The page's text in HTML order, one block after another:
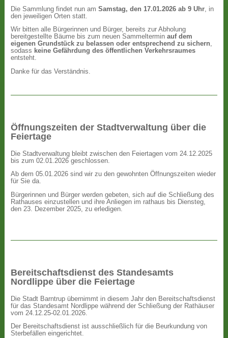
Die Sammlung findet nun amSamstag, den 17.01.2026 ab 9 Uhr , in
den jeweiligen Orten statt.
Wir bitten alle Bürgerinnen und Bürger, bereits zur Abholung
bereitgestellte Bäume bis zum neuen Sammelterminauf dem
eigenen Grundstück zu belassen oder entsprechend zu sichern,
sodass keine Gefährdung des öffentlichen Verkehrsraumes
entsteht.
Danke für das Verständnis.
Öffnungszeiten der Stadtverwaltung über die
Feiertage
Die Stadtverwaltung bleibt zwischen den Feiertagen vom 24.12.2025
bis zum 02.01.2026 geschlossen.
Ab dem 05.01.2026 sind wir zu den gewohnten Öffnungszeiten wieder
für Sie da.
Bürgerinnen und Bürger werden gebeten, sich auf die Schließung des
Rathauses einzustellen und ihre Anliegen im rathaus bis Diensteg,
den 23. Dezember 2025, zu erledigen.
Bereitschaftsdienst des Standesamts
Nordlippe über die Feiertage
Die Stadt Barntrup übernimmt in diesem Jahr den Bereitschaftsdienst
für das Standesamt Nordlippe während der Schließung der Rathäuser
vom 24.12.25-02.01.2026.
Der Bereitschaftsdienst ist ausschließlich für die Beurkundung von
Sterbefällen eingerichtet.